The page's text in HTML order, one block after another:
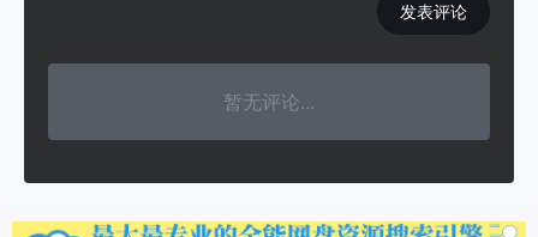
发表评论
暂无评论...